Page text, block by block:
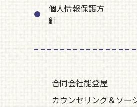
個人情報保護方
針
合同会社能登屋
カウンセリング＆ソー